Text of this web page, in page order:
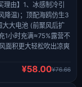
由】1、冰感制冷引
降温)；顶配海鸥仿生3
大大电池 (前聚风后扩
1小时充满≈75%露营不
面积更大轻松吹出凉爽
¥58.00¥76.66